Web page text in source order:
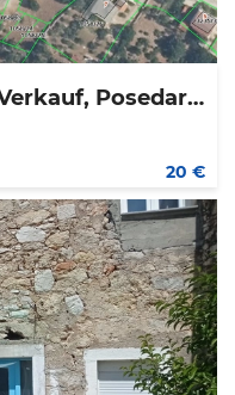
Grundstück, 35204 m2, Verkauf, Posedarje - Ždrilo
20 €